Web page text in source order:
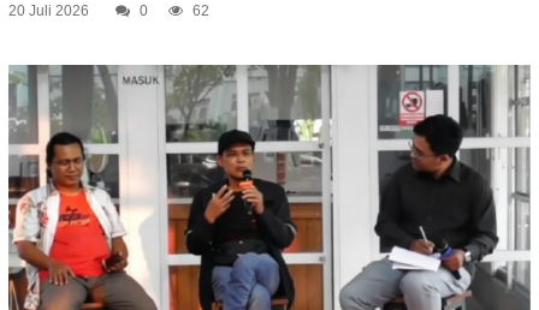
20 Juli 2026 0 62